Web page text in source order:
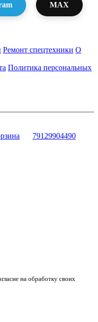
MAX
Ремонт спецтехники О
Политика персональных
79129904490
на обработку своих